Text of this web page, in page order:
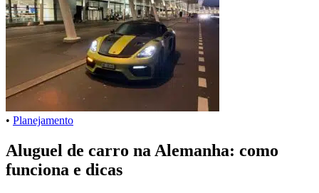
• Planejamento
Aluguel de carro na Alemanha: como
funciona e dicas